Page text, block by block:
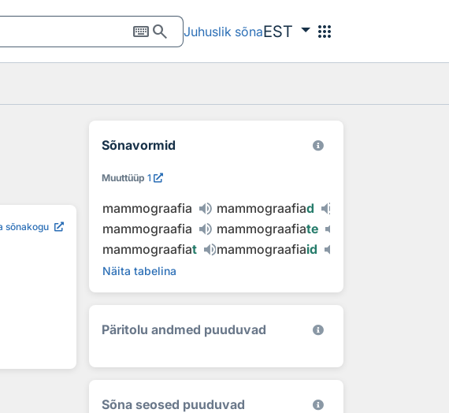
keyboardsearch Juhuslik sõnaEST apps
sõnakogu
Sõnavormid
Muuttüüp 1
mammograafia mammograafiad
mammograafia
mammograafiate
mammograafiat mammograafiaid
Näita tabelina
Päritolu andmed puuduvad
Sõna seosed puuduvad